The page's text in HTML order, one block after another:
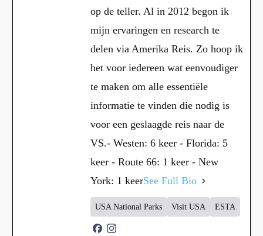
op de teller. Al in 2012 begon ik
mijn ervaringen en research te
delen via Amerika Reis. Zo hoop ik
het voor iedereen wat eenvoudiger
te maken om alle essentiële
informatie te vinden die nodig is
voor een geslaagde reis naar de
VS.- Westen: 6 keer - Florida: 5
keer - Route 66: 1 keer - New
York: 1 keerSee Full Bio
USA National Parks Visit USA ESTA